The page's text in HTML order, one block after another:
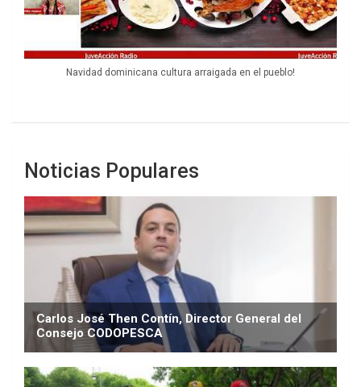
Navidad dominicana cultura arraigada en el pueblo!
Noticias Populares